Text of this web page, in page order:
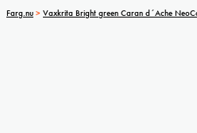
Farg.nu > Vaxkrita Bright green Caran d´Ache